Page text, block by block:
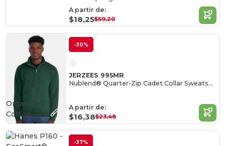
A partir de:
$18,25$59,20
-30%
JERZEES 995MR
Nublend® Quarter-Zip Cadet Collar Sweatshirt
A partir de:
$16,38$23,48
Organic
Cotton
-37%